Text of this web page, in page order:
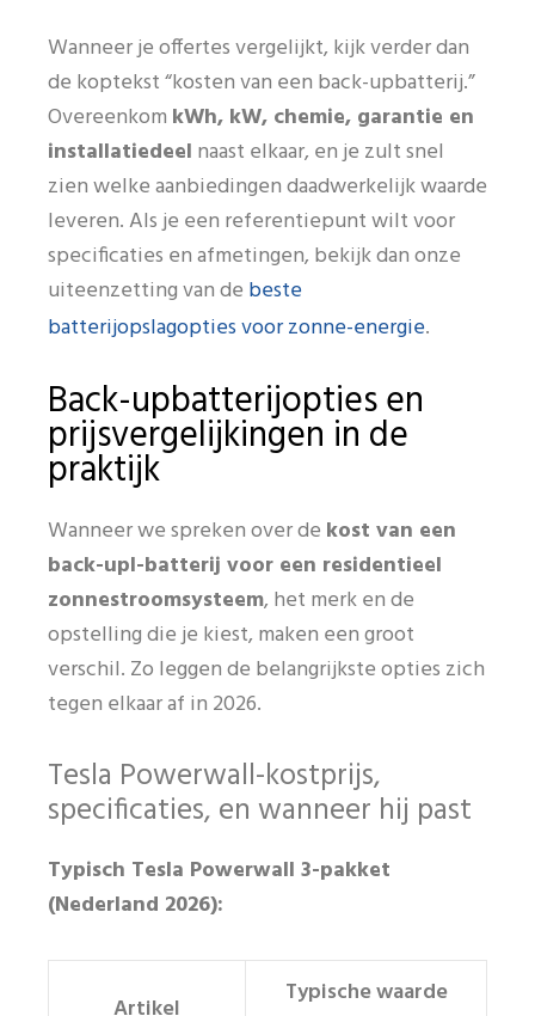
Wanneer je offertes vergelijkt, kijk verder dan
de koptekst “kosten van een back-upbatterij.”
Overeenkom kWh, kW, chemie, garantie en
installatiedeel naast elkaar, en je zult snel
zien welke aanbiedingen daadwerkelijk waarde
leveren. Als je een referentiepunt wilt voor
specificaties en afmetingen, bekijk dan onze
uiteenzetting van de beste
batterijopslagopties voor zonne-energie.
Back-upbatterijopties en
prijsvergelijkingen in de
praktijk
Wanneer we spreken over de kost van een
back-upl-batterij voor een residentieel
zonnestroomsysteem, het merk en de
opstelling die je kiest, maken een groot
verschil. Zo leggen de belangrijkste opties zich
tegen elkaar af in 2026.
Tesla Powerwall-kostprijs,
specificaties, en wanneer hij past
Typisch Tesla Powerwall 3-pakket
(Nederland 2026):
Typische waarde